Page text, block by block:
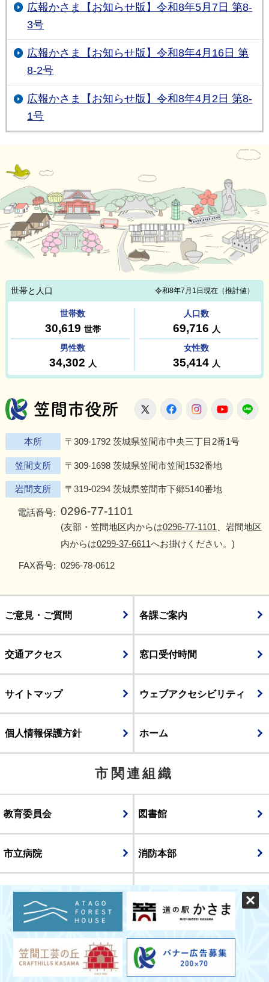
広報かさま【お知らせ版】令和8年5月7日 第8-
3号
広報かさま【お知らせ版】令和8年4月16日 第
8-2号
広報かさま【お知らせ版】令和8年4月2日 第8-
1号
笠間市役所
X FacebookInstagram
本所 〒309-1792 茨城県笠間市中央三丁目2番1号
笠間支所 〒309-1698 茨城県笠間市笠間1532番地
岩間支所 〒319-0294 茨城県笠間市下郷5140番地
電話番号: 0296-77-1101
(友部・笠間地区内からは0296-77-1101 、岩間地区
内からは0299-37-6611へお掛けください。)
FAX番号: 0296-78-0612
ご意見・ご質問 各課ご案内
交通アクセス 窓口受付時間
サイトマップ ウェブアクセシビリティ
個人情報保護方針 ホーム
市関連組織
教育委員会 図書館
市立病院 消防本部
議会
表示 スマートフォン版 パソコン版
© CITY OF KASAMA.